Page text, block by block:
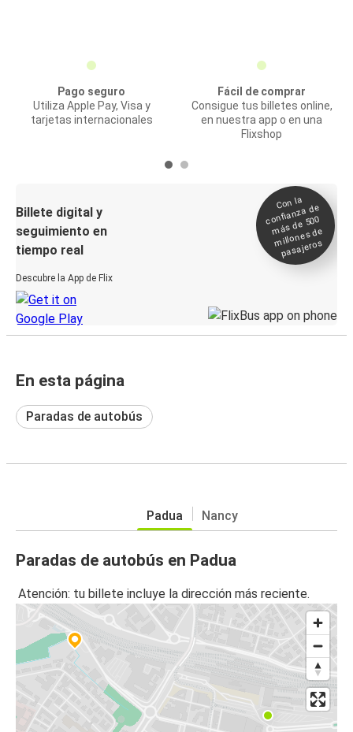
Pago seguro
Utiliza Apple Pay, Visa y
tarjetas internacionales
Fácil de comprar
Consigue tus billetes online,
en nuestra app o en una
Flixshop
Billete digital y
seguimiento en
tiempo real
Descubre la App de Flix
Con la
confianza de
más de 500
millones de
pasajeros
En esta página
Paradas de autobús
Padua Nancy
Paradas de autobús en Padua
Atención: tu billete incluye la dirección más reciente.